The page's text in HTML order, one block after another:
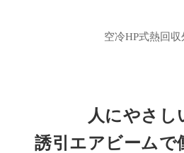
空冷HP式熱回
人にやさし
誘引エアビームで